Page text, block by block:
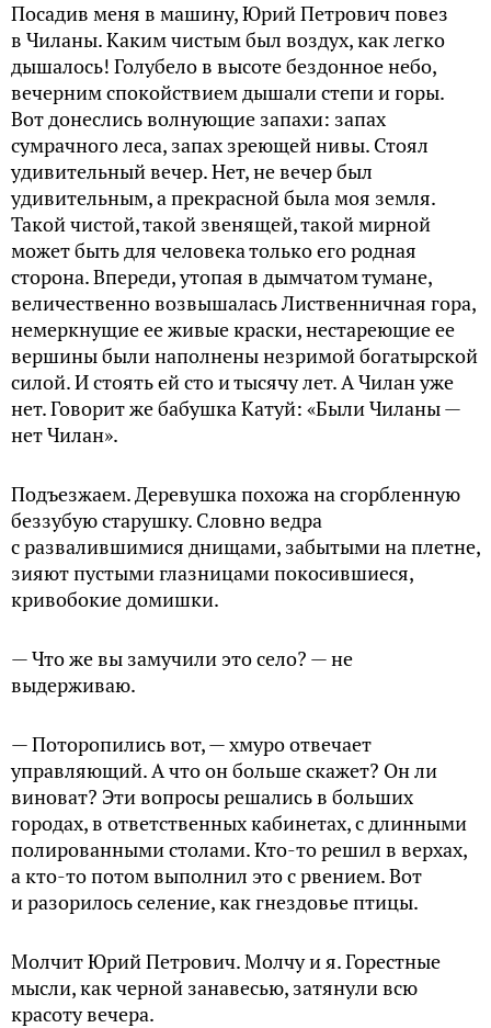
Посадив меня в машину, Юрий Петрович повез
в Чиланы. Каким чистым был воздух, как легко
дышалось! Голубело в высоте бездонное небо,
вечерним спокойствием дышали степи и горы.
Вот донеслись волнующие запахи: запах
сумрачного леса, запах зреющей нивы. Стоял
удивительный вечер. Нет, не вечер был
удивительным, а прекрасной была моя земля.
Такой чистой, такой звенящей, такой мирной
может быть для человека только его родная
сторона. Впереди, утопая в дымчатом тумане,
величественно возвышалась Лиственничная гора,
немеркнущие ее живые краски, нестареющие ее
вершины были наполнены незримой богатырской
силой. И стоять ей сто и тысячу лет. А Чилан уже
нет. Говорит же бабушка Катуй: «Были Чиланы —
нет Чилан».
Подъезжаем. Деревушка похожа на сгорбленную
беззубую старушку. Словно ведра
с развалившимися днищами, забытыми на плетне,
зияют пустыми глазницами покосившиеся,
кривобокие домишки.
— Что же вы замучили это село? — не
выдерживаю.
— Поторопились вот, — хмуро отвечает
управляющий. А что он больше скажет? Он ли
виноват? Эти вопросы решались в больших
городах, в ответственных кабинетах, с длинными
полированными столами. Кто-то решил в верхах,
а кто-то потом выполнил это с рвением. Вот
и разорилось селение, как гнездовье птицы.
Молчит Юрий Петрович. Молчу и я. Горестные
мысли, как черной занавесью, затянули всю
красоту вечера.